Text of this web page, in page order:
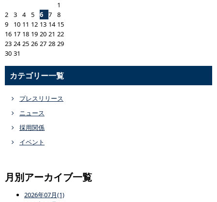
1
2
3 4 5 6 7
8
9
10 11 12 13 14 15
16 17 18 19 20 21 22
23 24 25 26 27 28 29
30 31
カテゴリー一覧
プレスリリース
ニュース
採用関係
イベント
月別アーカイブ一覧
2026年07月(1)